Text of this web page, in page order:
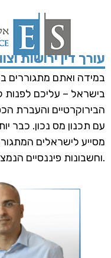
עורך דין ירושות
במידה ואתם מתגוררים
בישראל – עליכם לפנות
הבירוקרטיים והעברת
עם תכנון מס נכון.
מסייע לישראלים
וחשבונות פיננסיים הנמצאים בישראל.